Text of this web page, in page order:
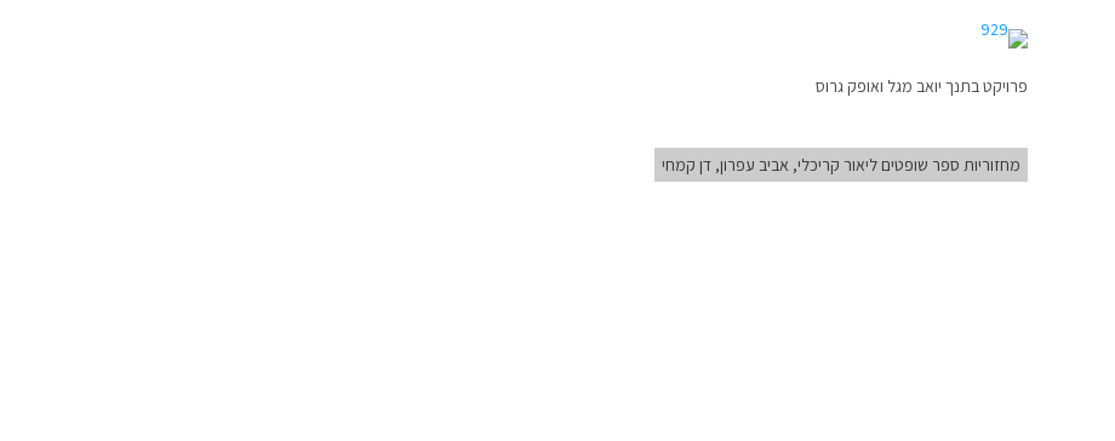
פרויקט בתנך יואב מגל ואופק גרוס
מחזוריות ספר שופטים ליאור קריכלי, אביב עפרון, דן קמחי